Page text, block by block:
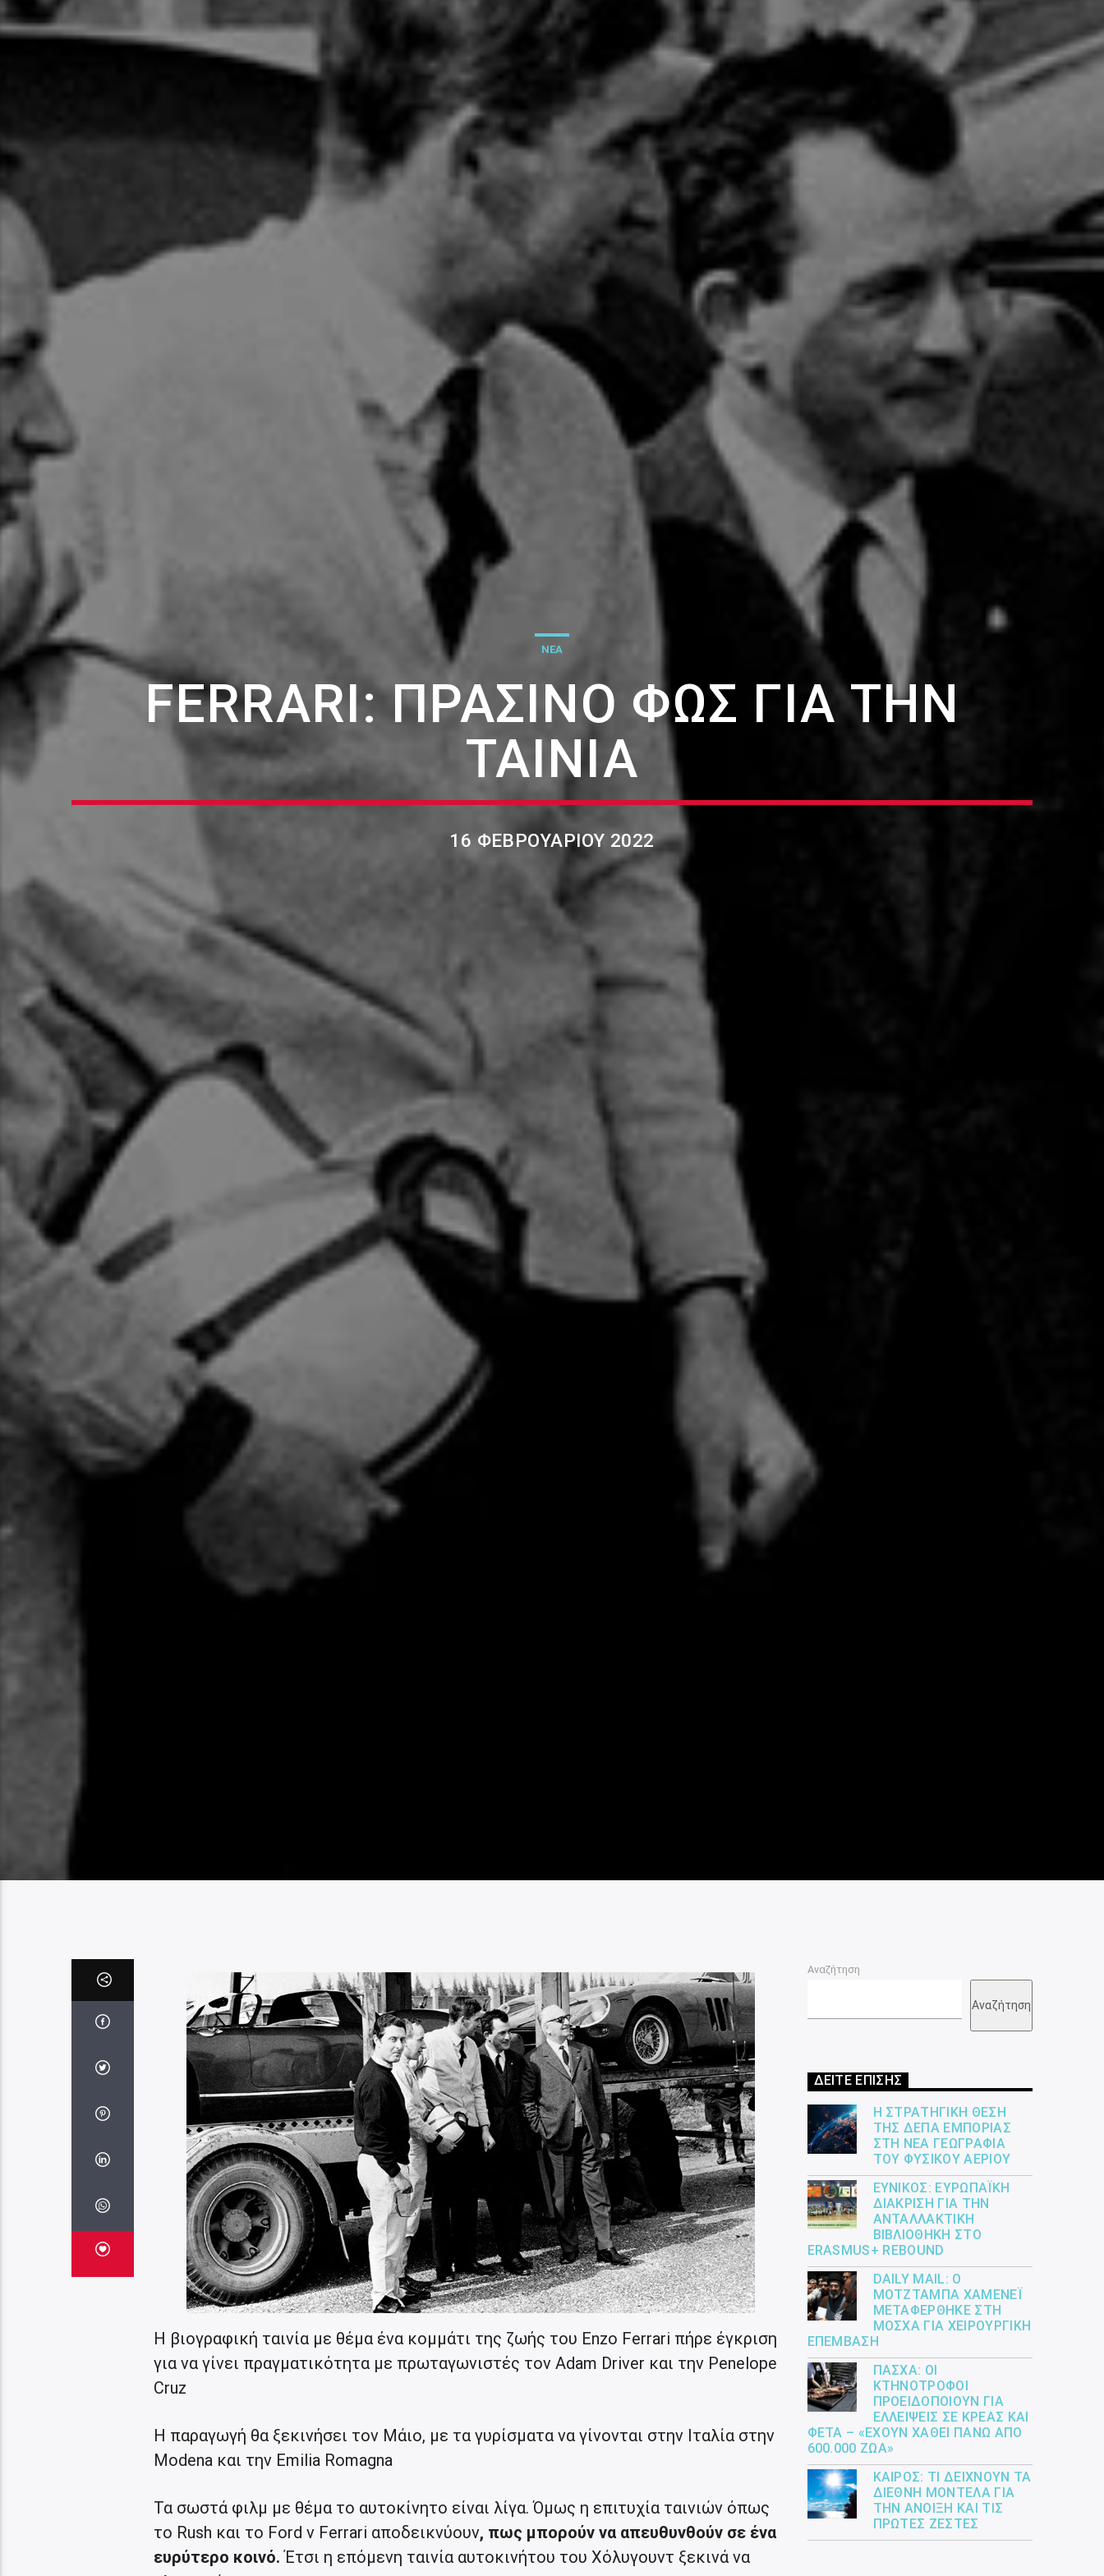
ΝΕΑ
FERRARI: ΠΡΆΣΙΝΟ ΦΩΣ ΓΙΑ ΤΗΝ
ΤΑΙΝΊΑ
16 ΦΕΒΡΟΥΑΡΊΟΥ 2022
Η βιογραφική ταινία με θέμα ένα κομμάτι της ζωής του Enzo Ferrari πήρε έγκριση
για να γίνει πραγματικότητα με πρωταγωνιστές τον Adam Driver και την Penelope
Cruz
Η παραγωγή θα ξεκινήσει τον Μάιο, με τα γυρίσματα να γίνονται στην Ιταλία στην
Modena και την Emilia Romagna
Τα σωστά φιλμ με θέμα το αυτοκίνητο είναι λίγα. Όμως η επιτυχία ταινιών όπως
το Rush και το Ford v Ferrari αποδεικνύουν, πως μπορούν να απευθυνθούν σε ένα
ευρύτερο κοινό. Έτσι η επόμενη ταινία αυτοκινήτου του Χόλυγουντ ξεκινά να
Αναζήτηση
Αναζήτηση
ΔΕΙΤΕ ΕΠΙΣΗΣ
Η ΣΤΡΑΤΗΓΙΚΉ ΘΈΣΗ
ΤΗΣ ΔΕΠΑ ΕΜΠΟΡΊΑΣ
ΣΤΗ ΝΈΑ ΓΕΩΓΡΑΦΊΑ
ΤΟΥ ΦΥΣΙΚΟΎ ΑΕΡΊΟΥ
ΕΎΝΙΚΟΣ: ΕΥΡΩΠΑΪΚΉ
ΔΙΆΚΡΙΣΗ ΓΙΑ ΤΗΝ
ΑΝΤΑΛΛΑΚΤΙΚΉ
ΒΙΒΛΙΟΘΉΚΗ ΣΤΟ
ERASMUS+ REBOUND
DAILY MAIL: Ο
ΜΟΤΖΤΆΜΠΑ ΧΑΜΕΝΕΪ́
ΜΕΤΑΦΈΡΘΗΚΕ ΣΤΗ
ΜΌΣΧΑ ΓΙΑ ΧΕΙΡΟΥΡΓΙΚΉ
ΕΠΈΜΒΑΣΗ
ΠΆΣΧΑ: ΟΙ
ΚΤΗΝΟΤΡΌΦΟΙ
ΠΡΟΕΙΔΟΠΟΙΟΎΝ ΓΙΑ
ΕΛΛΕΊΨΕΙΣ ΣΕ ΚΡΈΑΣ ΚΑΙ
ΦΈΤΑ – «ΈΧΟΥΝ ΧΑΘΕΊ ΠΆΝΩ ΑΠΌ
600.000 ΖΏΑ»
ΚΑΙΡΌΣ: ΤΙ ΔΕΊΧΝΟΥΝ ΤΑ
ΔΙΕΘΝΉ ΜΟΝΤΈΛΑ ΓΙΑ
ΤΗΝ ΆΝΟΙΞΗ ΚΑΙ ΤΙΣ
ΠΡΏΤΕΣ ΖΈΣΤΕΣ